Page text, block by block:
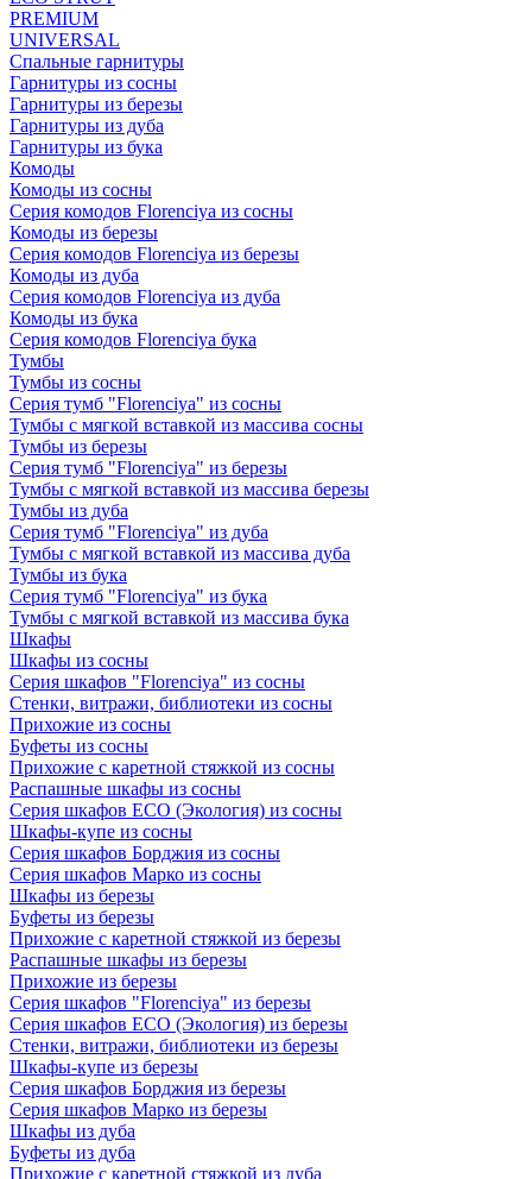
PREMIUM
UNIVERSAL
Спальные гарнитуры
Гарнитуры из сосны
Гарнитуры из березы
Гарнитуры из дуба
Гарнитуры из бука
Комоды
Комоды из сосны
Серия комодов Florenciya из сосны
Комоды из березы
Серия комодов Florenciya из березы
Комоды из дуба
Серия комодов Florenciya из дуба
Комоды из бука
Серия комодов Florenciya бука
Тумбы
Тумбы из сосны
Серия тумб "Florenciya" из сосны
Тумбы с мягкой вставкой из массива сосны
Тумбы из березы
Серия тумб "Florenciya" из березы
Тумбы с мягкой вставкой из массива березы
Тумбы из дуба
Серия тумб "Florenciya" из дуба
Тумбы с мягкой вставкой из массива дуба
Тумбы из бука
Серия тумб "Florenciya" из бука
Тумбы с мягкой вставкой из массива бука
Шкафы
Шкафы из сосны
Серия шкафов "Florenciya" из сосны
Стенки, витражи, библиотеки из сосны
Прихожие из сосны
Буфеты из сосны
Прихожие с каретной стяжкой из сосны
Распашные шкафы из сосны
Серия шкафов ECO (Экология) из сосны
Шкафы-купе из сосны
Серия шкафов Борджия из сосны
Серия шкафов Марко из сосны
Шкафы из березы
Буфеты из березы
Прихожие с каретной стяжкой из березы
Распашные шкафы из березы
Прихожие из березы
Серия шкафов "Florenciya" из березы
Серия шкафов ECO (Экология) из березы
Стенки, витражи, библиотеки из березы
Шкафы-купе из березы
Серия шкафов Борджия из березы
Серия шкафов Марко из березы
Шкафы из дуба
Буфеты из дуба
Прихожие с каретной стяжкой из дуба